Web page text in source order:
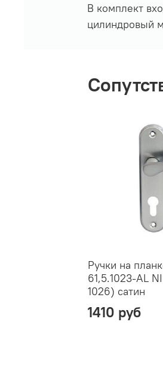
В комплект
цилиндровый
Ручки на
61,5.1023-AL
1026) сатин
1410 руб